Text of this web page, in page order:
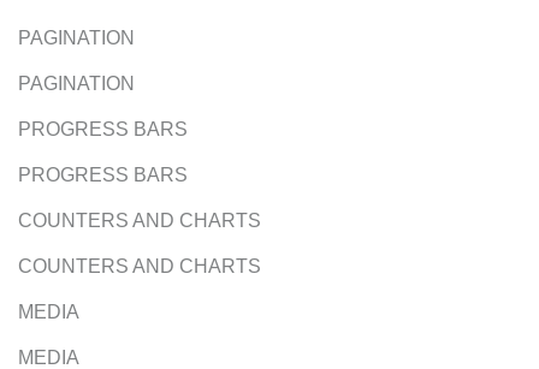
PAGINATION
PAGINATION
PROGRESS BARS
PROGRESS BARS
COUNTERS AND CHARTS
COUNTERS AND CHARTS
MEDIA
MEDIA